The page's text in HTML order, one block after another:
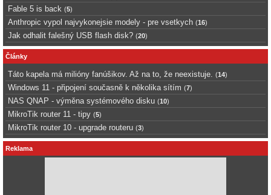
Fable 5 is back (5)
Anthropic vypol najvykonejsie modely - pre vsetkych (16)
Jak odhalit falešný USB flash disk? (20)
Články
Táto kapela má milióny fanúšikov. Až na to, že neexistuje. (14)
Windows 11 - připojení současně k několika sítím (7)
NAS QNAP - výměna systémového disku (10)
MikroTik router 11 - tipy (5)
MikroTik router 10 - upgrade routeru (3)
Reklama